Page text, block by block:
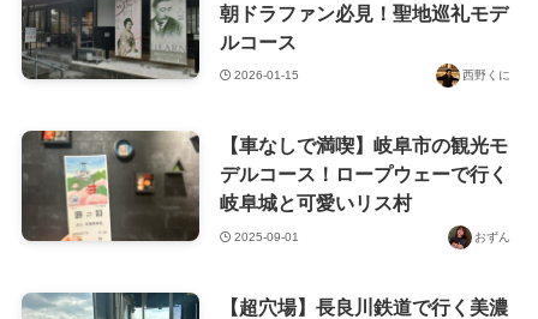
朝ドラファン必見！聖地巡礼モデ
ルコース
2026-01-15 西野くに
【車なしで満喫】岐阜市の観光モ
デルコース！ロープウェーで行く
岐阜城と可愛いリス村
2025-09-01 おずん
【超穴場】長良川鉄道で行く美濃